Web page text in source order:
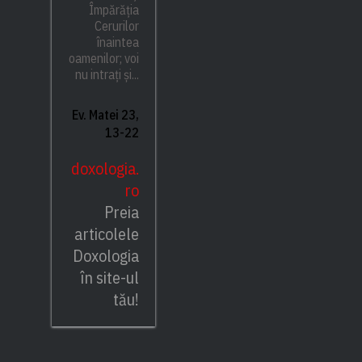
Împărăția
Cerurilor
înaintea
oamenilor; voi
nu intrați și...
Ev. Matei 23,
13-22
doxologia.
ro
Preia
articolele
Doxologia
în site-ul
tău!